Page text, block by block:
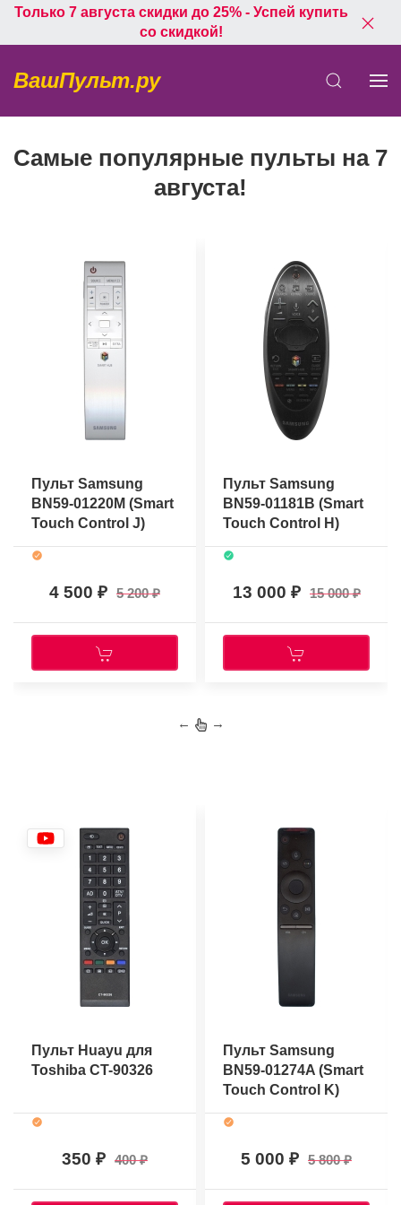
Только 7 августа скидки до 25% - Успей купить
со скидкой!
ВашПульт.ру
Самые популярные пульты на 7
августа!
Пульт Samsung
BN59-01220M (Smart
Touch Control J)
(оригинальный)
4 500 5 200
Пульт Samsung
BN59-01181B (Smart
Touch Control H)
(оригинальный)
13 000 15 000
← →
Пульт Huayu для
Toshiba CT-90326
350 400
Пульт Samsung
BN59-01274A (Smart
Touch Control K)
(оригинальный)
5 000 5 800